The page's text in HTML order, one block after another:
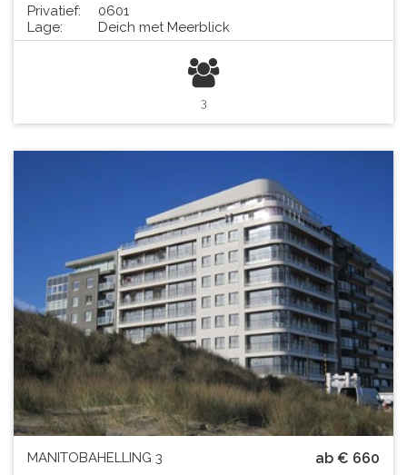
Privatief:
0601
Lage:
Deich met Meerblick
3
ab € 660
MANITOBAHELLING 3